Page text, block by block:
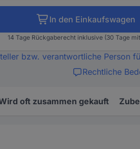
In den Einkaufswagen
14 Tage Rückgaberecht inklusive (30 Tage mit
bzw. verantwortliche Person
Rechtliche
oft zusammen gekauft